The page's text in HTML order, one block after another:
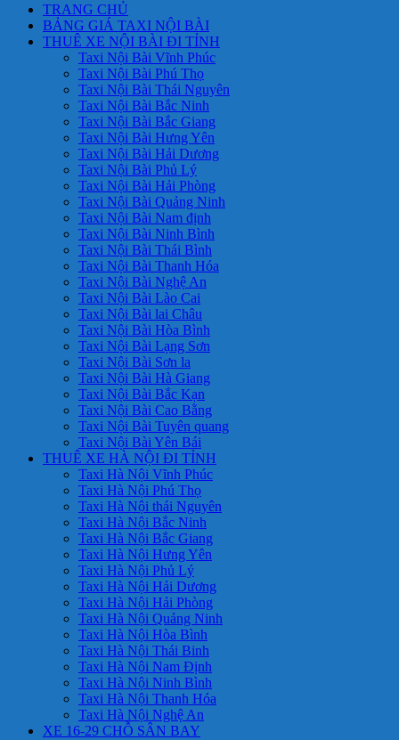
TRANG CHỦ
BẢNG GIÁ TAXI NỘI BÀI
THUÊ XE NỘI BÀI ĐI TỈNH
Taxi Nội Bài Vĩnh Phúc
Taxi Nội Bài Phú Thọ
Taxi Nội Bài Thái Nguyên
Taxi Nội Bài Bắc Ninh
Taxi Nội Bài Bắc Giang
Taxi Nội Bài Hưng Yên
Taxi Nội Bài Hải Dương
Taxi Nội Bài Phủ Lý
Taxi Nội Bài Hải Phòng
Taxi Nội Bài Quảng Ninh
Taxi Nội Bài Nam định
Taxi Nội Bài Ninh Bình
Taxi Nội Bài Thái Bình
Taxi Nội Bài Thanh Hóa
Taxi Nội Bài Nghệ An
Taxi Nội Bài Lào Cai
Taxi Nội Bài lai Châu
Taxi Nội Bài Hòa Bình
Taxi Nội Bài Lạng Sơn
Taxi Nội Bài Sơn la
Taxi Nội Bài Hà Giang
Taxi Nội Bài Bắc Kạn
Taxi Nội Bài Cao Bằng
Taxi Nội Bài Tuyên quang
Taxi Nội Bài Yên Bái
THUÊ XE HÀ NỘI ĐI TỈNH
Taxi Hà Nội Vĩnh Phúc
Taxi Hà Nội Phú Thọ
Taxi Hà Nội thái Nguyên
Taxi Hà Nội Bắc Ninh
Taxi Hà Nội Bắc Giang
Taxi Hà Nội Hưng Yên
Taxi Hà Nội Phủ Lý
Taxi Hà Nội Hải Dương
Taxi Hà Nội Hải Phòng
Taxi Hà Nội Quảng Ninh
Taxi Hà Nội Hòa Bình
Taxi Hà Nội Thái Binh
Taxi Hà Nội Nam Định
Taxi Hà Nội Ninh Bình
Taxi Hà Nội Thanh Hóa
Taxi Hà Nội Nghệ An
XE 16-29 CHỖ SÂN BAY